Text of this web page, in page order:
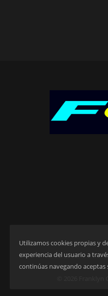
© 2026
Utilizamos cookies propias y
experiencia del usuario a
continúas navegando aceptas